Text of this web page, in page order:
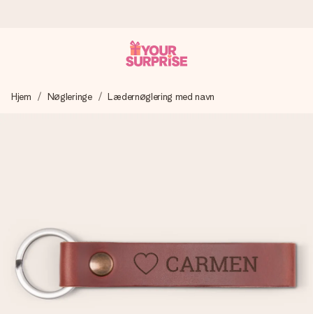
Vi laver din gave med omhu og sender den lynhurtigt – så
Gratis kort med hilsen
Lav noget særligt i blot få trin – med hendes navn, et
Hjem Nøgleringe Lædernøglering med navn